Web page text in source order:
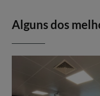
Alguns dos